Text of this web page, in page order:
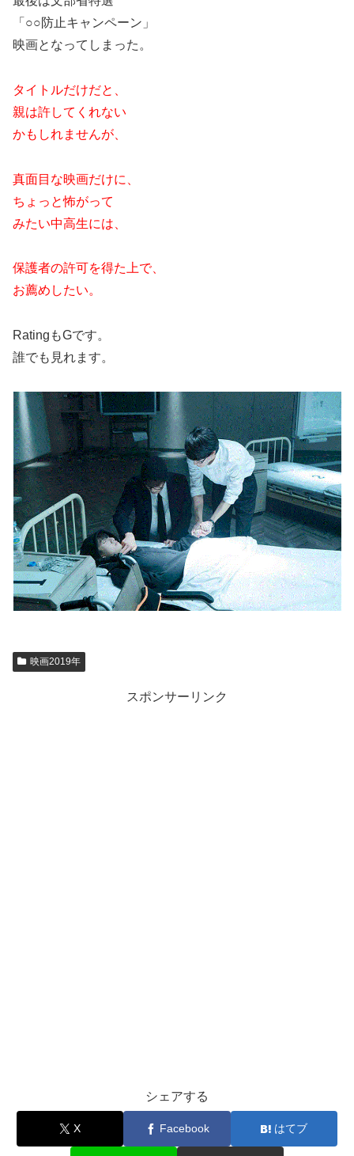
「○○防止キャンペーン」
映画となってしまった。
タイトルだけだと、
親は許してくれない
かもしれませんが、
真面目な映画だけに、
ちょっと怖がって
みたい中高生には、
保護者の許可を得た上で、
お薦めしたい。
RatingもGです。
誰でも見れます。
映画2019年
スポンサーリンク
シェアする
X Facebook はてブ